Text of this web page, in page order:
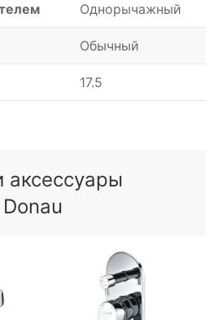
Однорычажный
Обычный
17.5
аксессуары